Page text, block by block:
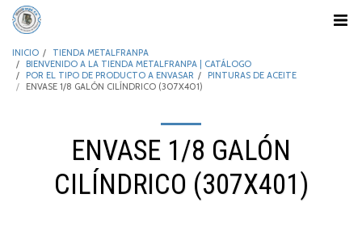
INICIO
TIENDA METALFRANPA
BIENVENIDO A LA TIENDA METALFRANPA | CATÁLOGO
POR EL TIPO DE PRODUCTO A ENVASAR
PINTURAS DE ACEITE
ENVASE 1/8 GALÓN CILÍNDRICO (307X401)
ENVASE 1/8 GALÓN
CILÍNDRICO (307X401)